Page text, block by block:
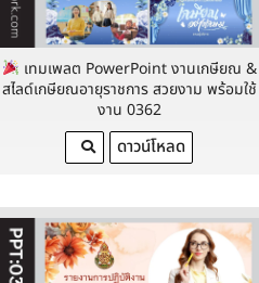
เทมเพลต PowerPoint งานเกษียณ &
สไลด์เกษียณอายุราชการ สวยงาม พร้อมใช้
งาน 0362
ดาวน์โหลด